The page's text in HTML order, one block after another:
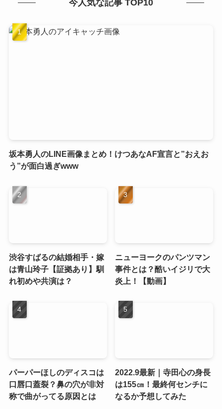
今人気な記事 TOP10
坂本勇人のLINE画像まとめ！けつあなAF宣言と”おえお
う”が面白過ぎwww
渋谷すばるの結婚相手・嫁
は青山玲子【証拠あり】馴
れ初めや共演は？
ニューヨークのパンツマン
事件とは？酷いイジリで大
炎上！【動画】
パーパーほしのディスコは
口唇口蓋裂？鼻の穴が非対
称で曲がってる原因とは
2022.9最新｜寺田心の身長
は155㎝！最終何センチに
なるか予想してみた